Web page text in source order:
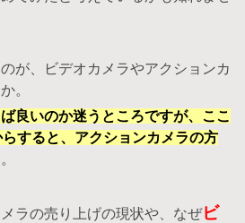
が、ビデオカメラやアクションカ
。
良いのか迷うところですが、ここ
すると、アクションカメラの方
ラの売り上げの現状や、なぜビ